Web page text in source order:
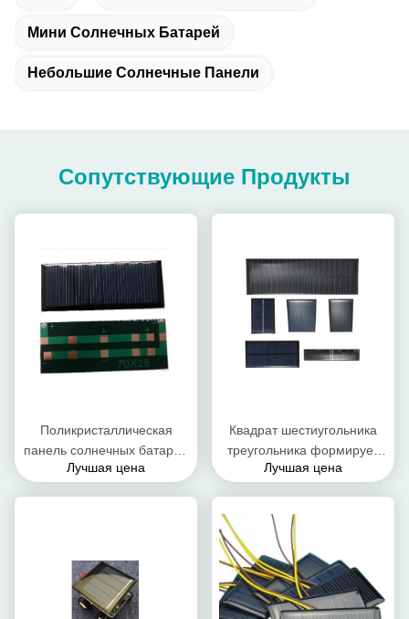
Мини Солнечных Батарей
Небольшие Солнечные Панели
Сопутствующие Продукты
Поликристаллическая
панель солнечных батарей
2v 0.6w эпоксидной смолы
Лучшая цена
Квадрат шестиугольника
треугольника формирует
панель солнечных батарей
Лучшая цена